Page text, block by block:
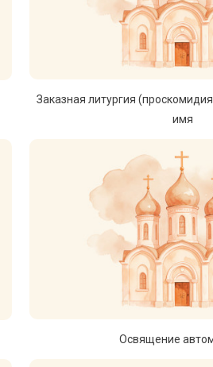
Заказная литургия
имя
Освящение